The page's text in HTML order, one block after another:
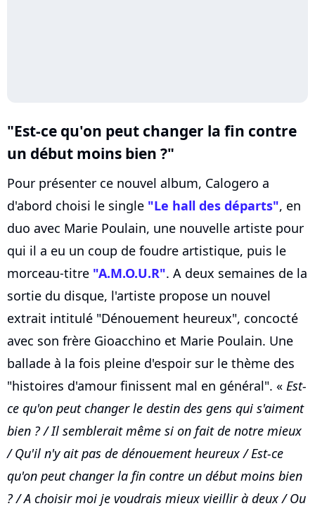
"Est-ce qu'on peut changer la fin contre
un début moins bien ?"
Pour présenter ce nouvel album, Calogero a
d'abord choisi le single "Le hall des départs", en
duo avec Marie Poulain, une nouvelle artiste pour
qui il a eu un coup de foudre artistique, puis le
morceau-titre "A.M.O.U.R". A deux semaines de la
sortie du disque, l'artiste propose un nouvel
extrait intitulé "Dénouement heureux", concocté
avec son frère Gioacchino et Marie Poulain. Une
ballade à la fois pleine d'espoir sur le thème des
"histoires d'amour finissent mal en général". « Est-
ce qu'on peut changer le destin des gens qui s'aiment
bien ? / Il semblerait même si on fait de notre mieux
/ Qu'il n'y ait pas de dénouement heureux / Est-ce
qu'on peut changer la fin contre un début moins bien
? / A choisir moi je voudrais mieux vieillir à deux / Ou